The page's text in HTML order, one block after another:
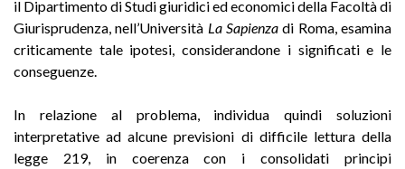
il Dipartimento di Studi giuridici ed economici della Facoltà di
Giurisprudenza, nell’Università La Sapienza di Roma, esamina
criticamente tale ipotesi, considerandone i significati e le
conseguenze.
In relazione al problema, individua quindi soluzioni
interpretative ad alcune previsioni di difficile lettura della
legge 219, in coerenza con i consolidati principi